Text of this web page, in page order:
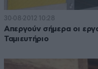
30·08·2012 10:28
Απεργούν σήμερα οι
Ταμιευτήριο